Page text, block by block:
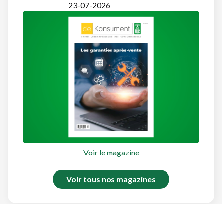
23-07-2026
Voir le magazine
Voir tous nos magazines